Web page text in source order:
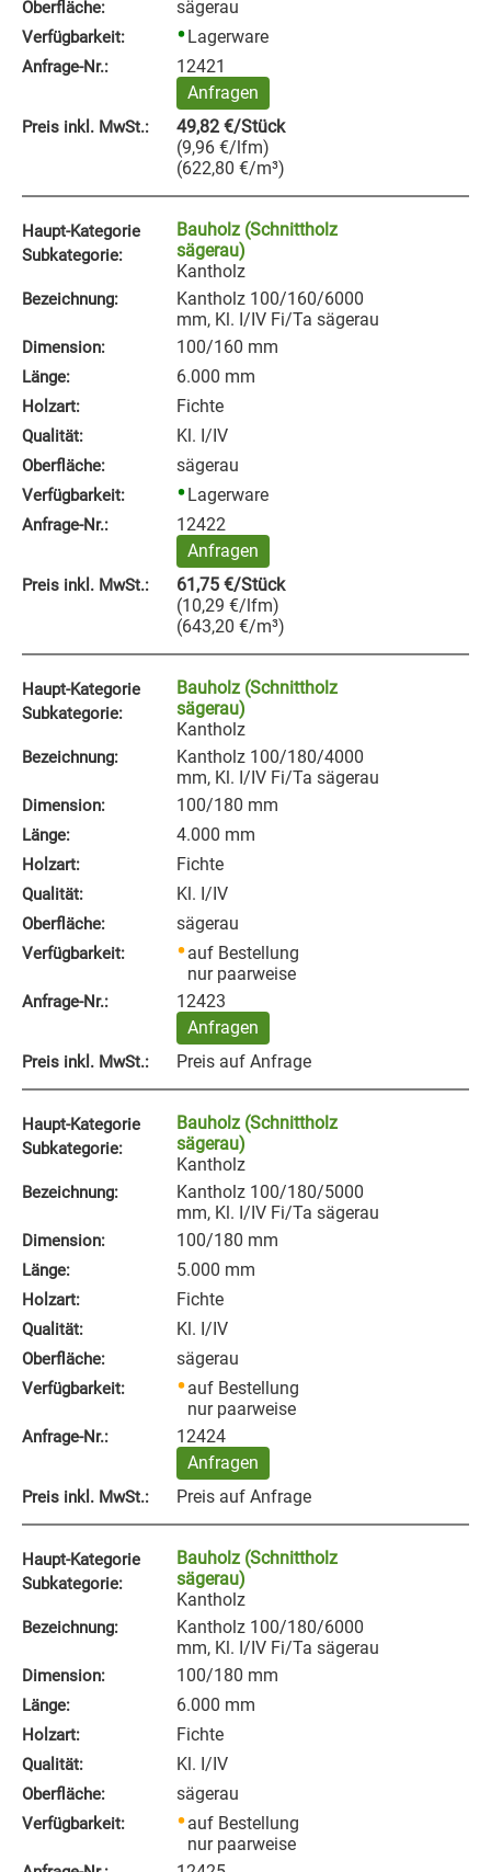
Oberfläche: sägerau
Verfügbarkeit: Lagerware
Anfrage‑Nr.:
12421
Anfragen
Preis inkl. MwSt.: 49,82 €/Stück
(9,96 €/lfm)
(622,80 €/m³)
Haupt-Kategorie
Subkategorie:
Bauholz (Schnittholz
sägerau)
Kantholz
Bezeichnung:
Kantholz 100/160/6000
mm, Kl. I/IV Fi/Ta sägerau
Dimension: 100/160 mm
Länge: 6.000 mm
Holzart: Fichte
Qualität: Kl. I/IV
Oberfläche: sägerau
Verfügbarkeit: Lagerware
Anfrage‑Nr.:
12422
Anfragen
Preis inkl. MwSt.: 61,75 €/Stück
(10,29 €/lfm)
(643,20 €/m³)
Haupt-Kategorie
Subkategorie:
Bauholz (Schnittholz
sägerau)
Kantholz
Bezeichnung:
Kantholz 100/180/4000
mm, Kl. I/IV Fi/Ta sägerau
Dimension: 100/180 mm
Länge: 4.000 mm
Holzart: Fichte
Qualität: Kl. I/IV
Oberfläche: sägerau
Verfügbarkeit:
auf Bestellung
nur paarweise
Anfrage‑Nr.:
12423
Anfragen
Preis inkl. MwSt.: Preis auf Anfrage
Haupt-Kategorie
Subkategorie:
Bauholz (Schnittholz
sägerau)
Kantholz
Bezeichnung:
Kantholz 100/180/5000
mm, Kl. I/IV Fi/Ta sägerau
Dimension: 100/180 mm
Länge: 5.000 mm
Holzart: Fichte
Qualität: Kl. I/IV
Oberfläche: sägerau
Verfügbarkeit:
auf Bestellung
nur paarweise
Anfrage‑Nr.:
12424
Anfragen
Preis inkl. MwSt.: Preis auf Anfrage
Haupt-Kategorie
Subkategorie:
Bauholz (Schnittholz
sägerau)
Kantholz
Bezeichnung:
Kantholz 100/180/6000
mm, Kl. I/IV Fi/Ta sägerau
Dimension: 100/180 mm
Länge: 6.000 mm
Holzart: Fichte
Qualität: Kl. I/IV
Oberfläche: sägerau
Verfügbarkeit:
auf Bestellung
nur paarweise